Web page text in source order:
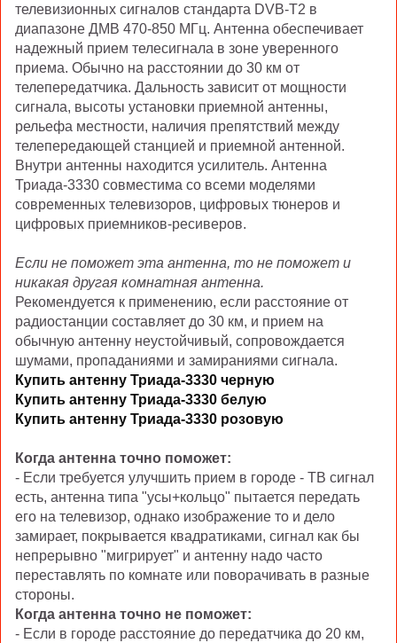
телевизионных сигналов стандарта DVB-T2 в
диапазоне ДМВ 470-850 МГц. Антенна обеспечивает
надежный прием телесигнала в зоне уверенного
приема. Обычно на расстоянии до 30 км от
телепередатчика. Дальность зависит от мощности
сигнала, высоты установки приемной антенны,
рельефа местности, наличия препятствий между
телепередающей станцией и приемной антенной.
Внутри антенны находится усилитель. Антенна
Триада-3330 совместима со всеми моделями
современных телевизоров, цифровых тюнеров и
цифровых приемников-ресиверов.
Если не поможет эта антенна, то не поможет и
никакая другая комнатная антенна.
Рекомендуется к применению, если расстояние от
радиостанции составляет до 30 км, и прием на
обычную антенну неустойчивый, сопровождается
шумами, пропаданиями и замираниями сигнала.
Купить антенну Триада-3330 черную
Купить антенну Триада-3330 белую
Купить антенну Триада-3330 розовую
Когда антенна точно поможет:
- Если требуется улучшить прием в городе - ТВ сигнал
есть, антенна типа "усы+кольцо" пытается передать
его на телевизор, однако изображение то и дело
замирает, покрывается квадратиками, сигнал как бы
непрерывно "мигрирует" и антенну надо часто
переставлять по комнате или поворачивать в разные
стороны.
Когда антенна точно не поможет:
- Если в городе расстояние до передатчика до 20 км,